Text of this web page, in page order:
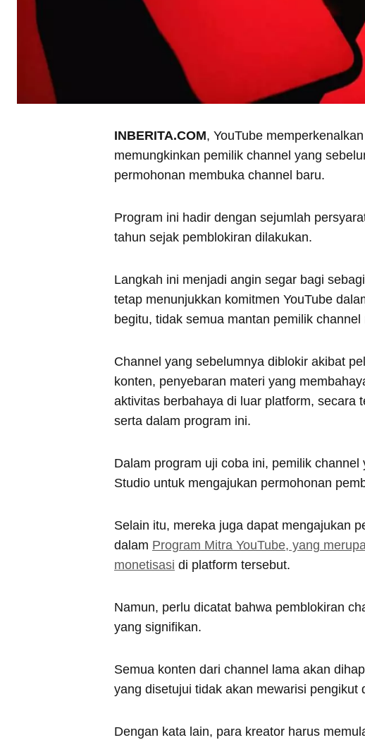
INBERITA.COM, YouTube
memungkinkan pemilik channel yang
permohonan membuka channel baru.
Program ini hadir dengan sejumlah
tahun sejak pemblokiran dilakukan.
Langkah ini menjadi angin segar bagi
tetap menunjukkan komitmen YouTube
begitu, tidak semua mantan pemilik
Channel yang sebelumnya diblokir akibat
konten, penyebaran materi yang
aktivitas berbahaya di luar platform, secara
serta dalam program ini.
Dalam program uji coba ini, pemilik
Studio untuk mengajukan permohonan
Selain itu, mereka juga dapat mengajukan
dalam Program Mitra YouTube, yang
monetisasi di platform tersebut.
Namun, perlu dicatat bahwa pemblokiran
yang signifikan.
Semua konten dari channel lama akan
yang disetujui tidak akan mewarisi pengikut
Dengan kata lain, para kreator harus